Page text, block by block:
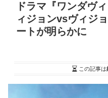
ドラマ『ワンダヴ
ィジョンvsヴィジ
ートが明らかに
この記事は